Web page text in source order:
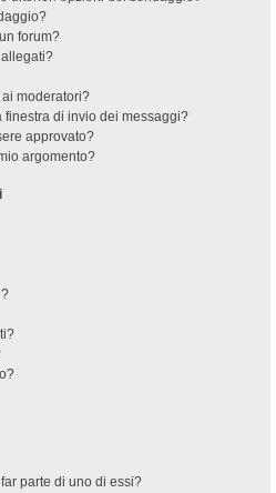
forum?
moderatori?
finestra di invio dei messaggi?
approvato?
argomento?
parte di uno di essi?